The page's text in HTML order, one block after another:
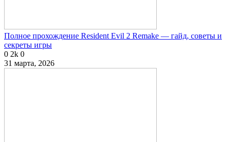
Полное прохождение Resident Evil 2 Remake — гайд, советы и
секреты игры
0 2k 0
31 марта, 2026